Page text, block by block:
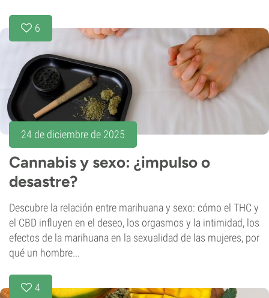
6
24 de diciembre de 2025
Cannabis y sexo: ¿impulso o
desastre?
Descubre la relación entre marihuana y sexo: cómo el THC y
el CBD influyen en el deseo, los orgasmos y la intimidad, los
efectos de la marihuana en la sexualidad de las mujeres, por
qué un hombre...
4